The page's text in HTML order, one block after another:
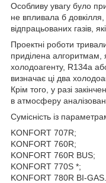
Особливу увагу було
не впливала б
відпрацьованих газів,
Проектні роботи
приділена алгоритмам,
холодоагенту, R134a
визначає ці два
Крім того, у разі
в атмосферу
Сумісність із
KONFORT 707R;
KONFORT 760R;
KONFORT 760R BUS;
KONFORT 770S *;
KONFORT 780R BI-GAS.